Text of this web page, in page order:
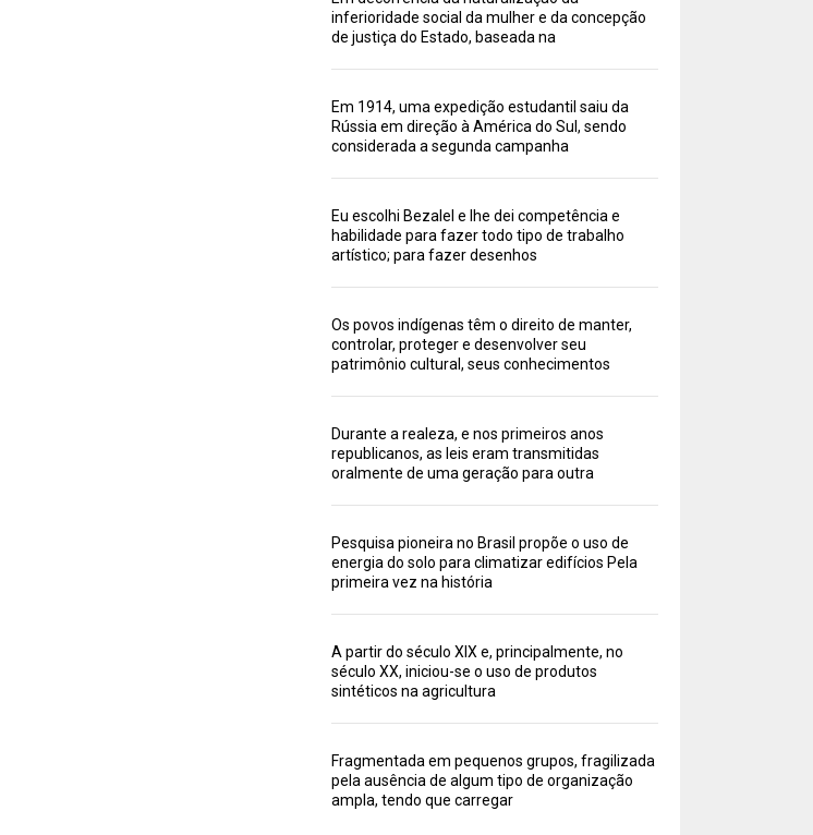
inferioridade social da mulher e da concepção
de justiça do Estado, baseada na
Em 1914, uma expedição estudantil saiu da
Rússia em direção à América do Sul, sendo
considerada a segunda campanha
Eu escolhi Bezalel e lhe dei competência e
habilidade para fazer todo tipo de trabalho
artístico; para fazer desenhos
Os povos indígenas têm o direito de manter,
controlar, proteger e desenvolver seu
patrimônio cultural, seus conhecimentos
Durante a realeza, e nos primeiros anos
republicanos, as leis eram transmitidas
oralmente de uma geração para outra
Pesquisa pioneira no Brasil propõe o uso de
energia do solo para climatizar edifícios Pela
primeira vez na história
A partir do século XIX e, principalmente, no
século XX, iniciou-se o uso de produtos
sintéticos na agricultura
Fragmentada em pequenos grupos, fragilizada
pela ausência de algum tipo de organização
ampla, tendo que carregar